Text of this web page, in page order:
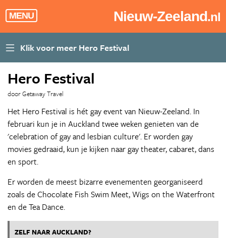
MENU Nieuw-Zeeland.nl
Hero Festival
door Getaway Travel
Het Hero Festival is hét gay event van Nieuw-Zeeland. In
februari kun je in Auckland twee weken genieten van de
'celebration of gay and lesbian culture'. Er worden gay
movies gedraaid, kun je kijken naar gay theater, cabaret, dans
en sport.
Er worden de meest bizarre evenementen georganiseerd
zoals de Chocolate Fish Swim Meet, Wigs on the Waterfront
en de Tea Dance.
ZELF NAAR AUCKLAND?